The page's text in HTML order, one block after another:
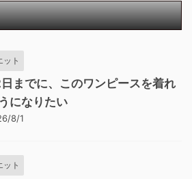
ット
までに、このワンピースを着れ
になりたい
8/1
ット